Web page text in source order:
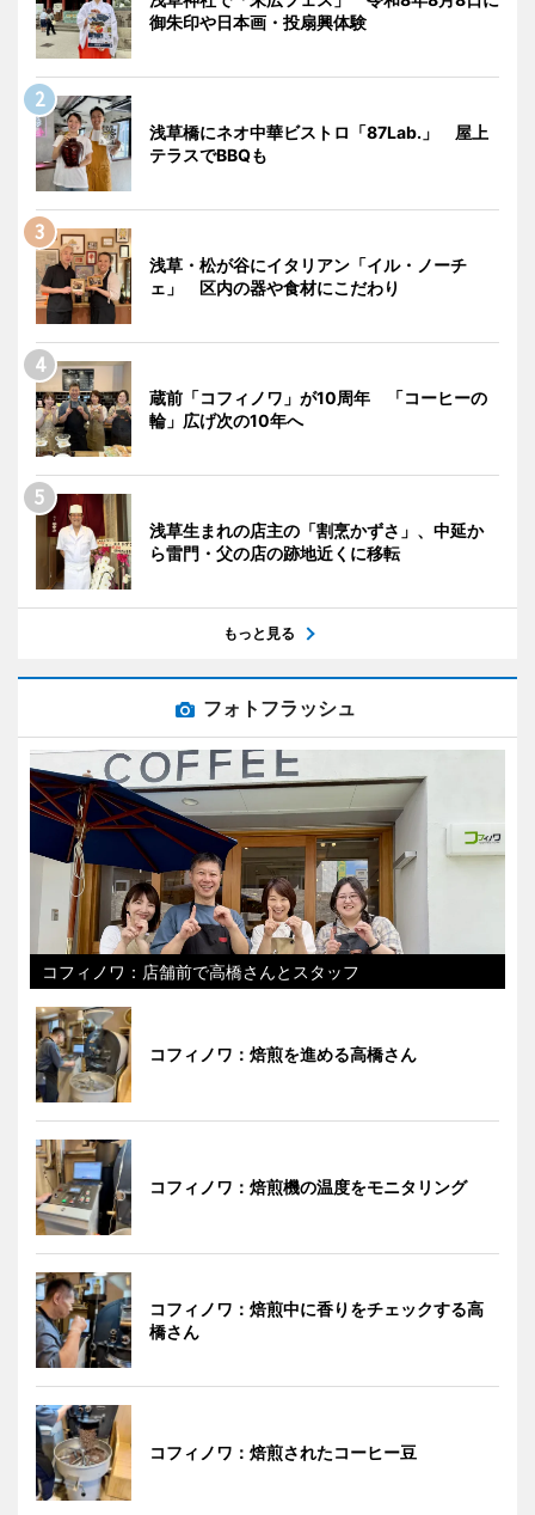
御朱印や日本画・投扇興体験
浅草橋にネオ中華ビストロ「87Lab.」 屋上
テラスでBBQも
浅草・松が谷にイタリアン「イル・ノーチ
ェ」 区内の器や食材にこだわり
蔵前「コフィノワ」が10周年 「コーヒーの
輪」広げ次の10年へ
浅草生まれの店主の「割烹かずさ」、中延か
ら雷門・父の店の跡地近くに移転
もっと見る
フォトフラッシュ
コフィノワ：店舗前で高橋さんとスタッフ
コフィノワ：焙煎を進める高橋さん
コフィノワ：焙煎機の温度をモニタリング
コフィノワ：焙煎中に香りをチェックする高
橋さん
コフィノワ：焙煎されたコーヒー豆